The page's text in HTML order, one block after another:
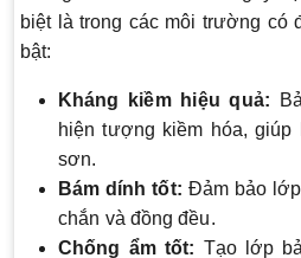
biệt là trong các môi trường có
bật:
Kháng kiềm hiệu quả:
hiện tượng kiềm hóa,
sơn.
Bám dính tốt: Đảm bảo
chắn và đồng đều.
Chống ẩm tốt: Tạo lớp